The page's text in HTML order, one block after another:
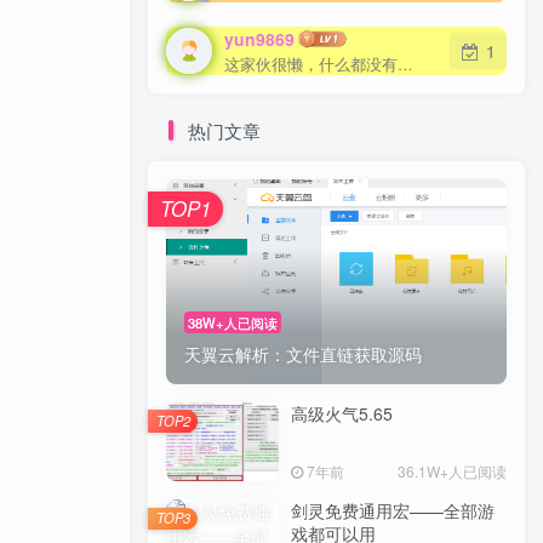
yun9869
这家伙很懒，什么都没有写...
1
热门文章
38W+人已阅读
天翼云解析：文件直链获取源码
TOP1
高级火气5.65
7年前 36.1W+人已阅读
TOP2
剑灵免费通用宏——全部游
戏都可以用
TOP3
yun9869
这家伙很懒，什么都没有写...
1
38W+人已阅读
天翼云解析：文件直链获取源码
TOP1
高级火气5.65
7年前 36.1W+人已阅读
TOP2
剑灵免费通用宏——全部游
戏都可以用
TOP3